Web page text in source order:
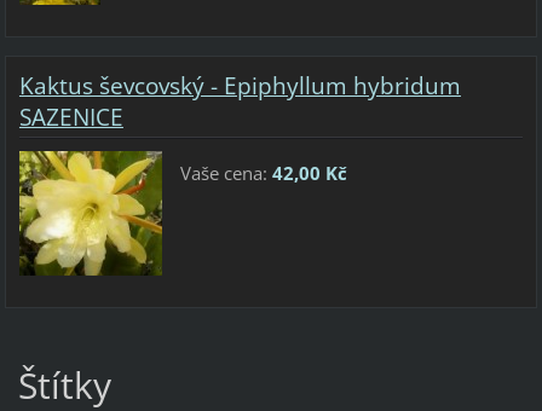
Kaktus ševcovský - Epiphyllum hybridum
SAZENICE
Vaše cena: 42,00 Kč
Štítky